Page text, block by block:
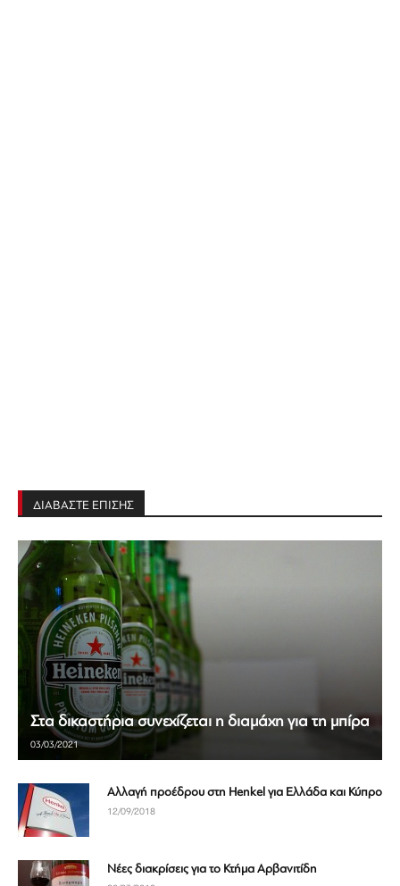
ΔΙΑΒΑΣΤΕ ΕΠΙΣΗΣ
Στα δικαστήρια συνεχίζεται η διαμάχη για τη μπίρα
03/03/2021
Αλλαγή προέδρου στη Henkel για Ελλάδα και Κύπρο
12/09/2018
Νέες διακρίσεις για το Κτήμα Αρβανιτίδη